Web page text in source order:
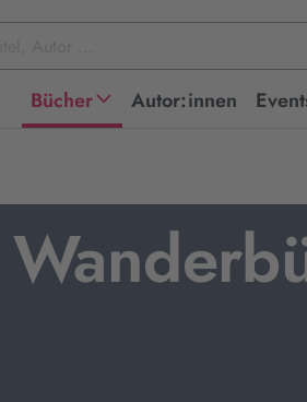
Bücher Autor:innen